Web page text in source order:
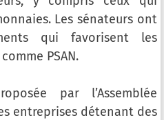
Les sénateurs ont
qui favorisent les
PSAN.
par l’Assemblée
entreprises détenant des